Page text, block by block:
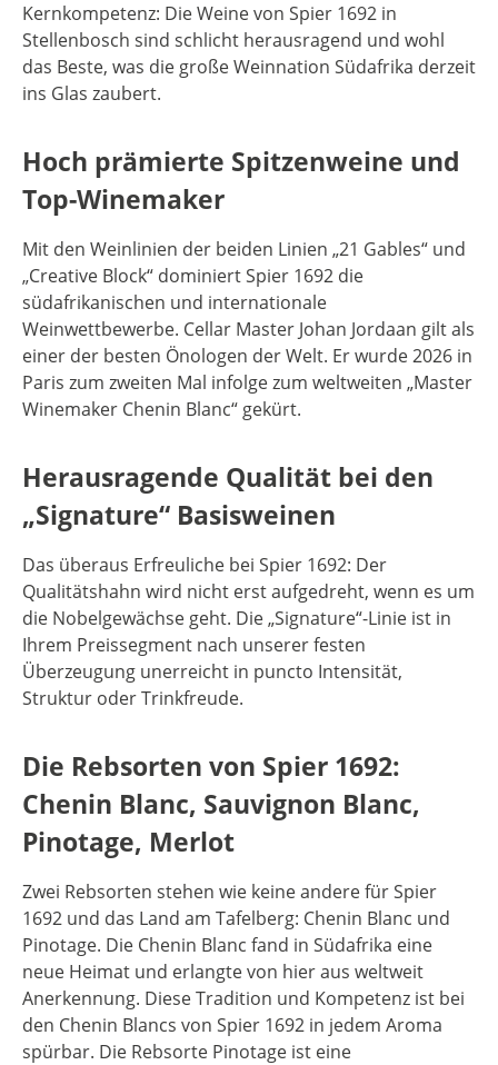
Kernkompetenz: Die Weine von Spier 1692 in
Stellenbosch sind schlicht herausragend und wohl
das Beste, was die große Weinnation Südafrika derzeit
ins Glas zaubert.
Hoch prämierte Spitzenweine und
Top-Winemaker
Mit den Weinlinien der beiden Linien „21 Gables“ und
„Creative Block“ dominiert Spier 1692 die
südafrikanischen und internationale
Weinwettbewerbe. Cellar Master Johan Jordaan gilt als
einer der besten Önologen der Welt. Er wurde 2026 in
Paris zum zweiten Mal infolge zum weltweiten „Master
Winemaker Chenin Blanc“ gekürt.
Herausragende Qualität bei den
„Signature“ Basisweinen
Das überaus Erfreuliche bei Spier 1692: Der
Qualitätshahn wird nicht erst aufgedreht, wenn es um
die Nobelgewächse geht. Die „Signature“-Linie ist in
Ihrem Preissegment nach unserer festen
Überzeugung unerreicht in puncto Intensität,
Struktur oder Trinkfreude.
Die Rebsorten von Spier 1692:
Chenin Blanc, Sauvignon Blanc,
Pinotage, Merlot
Zwei Rebsorten stehen wie keine andere für Spier
1692 und das Land am Tafelberg: Chenin Blanc und
Pinotage. Die Chenin Blanc fand in Südafrika eine
neue Heimat und erlangte von hier aus weltweit
Anerkennung. Diese Tradition und Kompetenz ist bei
den Chenin Blancs von Spier 1692 in jedem Aroma
spürbar. Die Rebsorte Pinotage ist eine